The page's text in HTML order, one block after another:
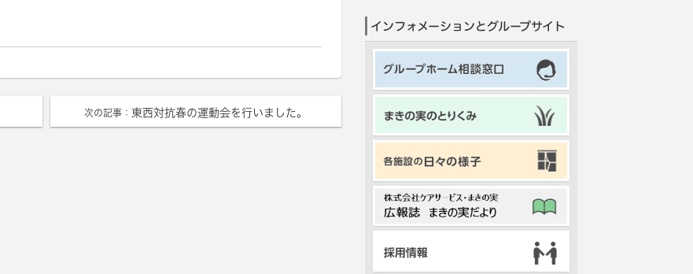
次の記事： 東西対抗春の運動会を行いました。
内
検
索
インフォメーションとグループサイト